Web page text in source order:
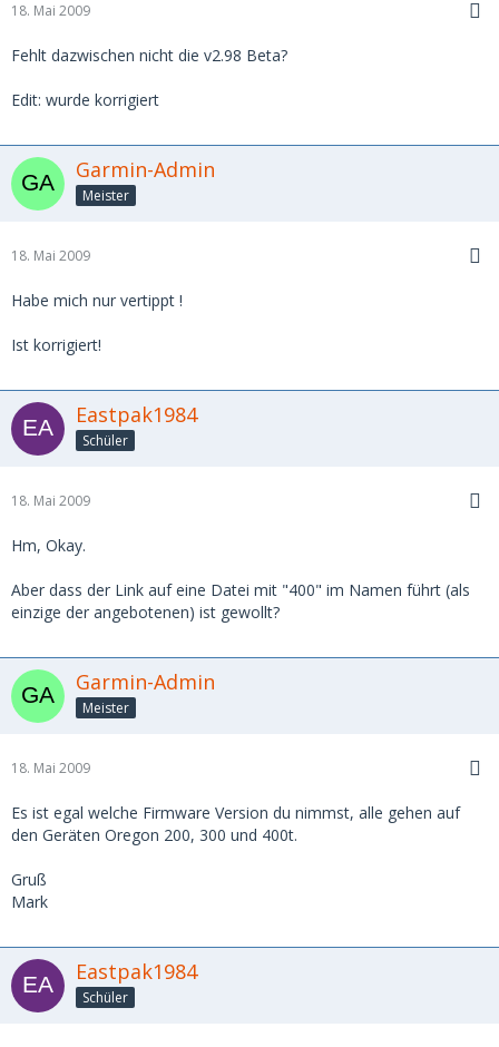
18. Mai 2009
Fehlt dazwischen nicht die v2.98 Beta?
Edit: wurde korrigiert
Garmin-Admin
Meister
18. Mai 2009
Habe mich nur vertippt !
Ist korrigiert!
Eastpak1984
Schüler
18. Mai 2009
Hm, Okay.
Aber dass der Link auf eine Datei mit "400" im Namen führt (als
einzige der angebotenen) ist gewollt?
Garmin-Admin
Meister
18. Mai 2009
Es ist egal welche Firmware Version du nimmst, alle gehen auf
den Geräten Oregon 200, 300 und 400t.
Gruß
Mark
Eastpak1984
Schüler